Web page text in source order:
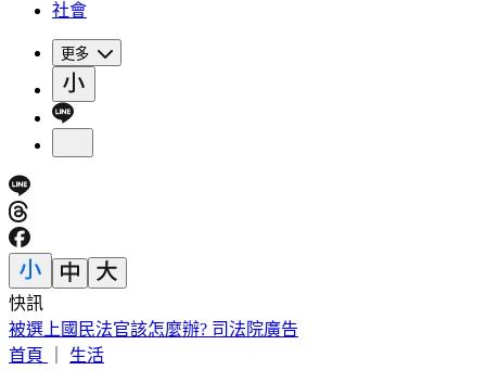
社會
更多
快訊
白海豚颱風「最新暴風侵襲率」這縣市最高
首頁
生活